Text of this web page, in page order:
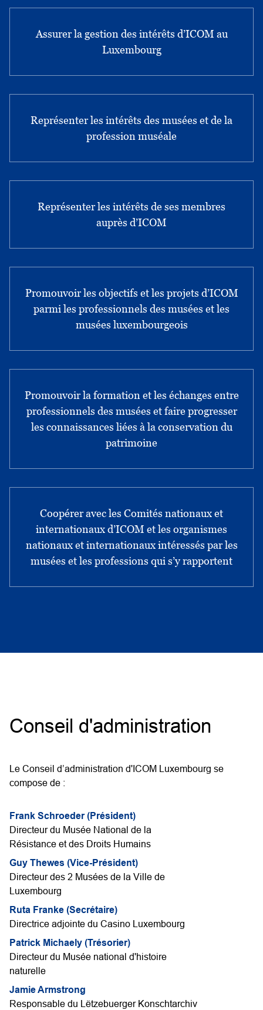
Assurer la gestion des intérêts d’ICOM au
Luxembourg
Représenter les intérêts des musées et de la
profession muséale
Représenter les intérêts de ses membres
auprès d’ICOM
Promouvoir les objectifs et les projets d’ICOM
parmi les professionnels des musées et les
musées luxembourgeois
Promouvoir la formation et les échanges entre
professionnels des musées et faire progresser
les connaissances liées à la conservation du
patrimoine
Coopérer avec les Comités nationaux et
internationaux d’ICOM et les organismes
nationaux et internationaux intéressés par les
musées et les professions qui s’y rapportent
Conseil d'administration
Le Conseil d’administration d'ICOM Luxembourg se
compose de :
Frank Schroeder (Président)
Directeur du Musée National de la
Résistance et des Droits Humains
Guy Thewes (Vice-Président)
Directeur des 2 Musées de la Ville de
Luxembourg
Ruta Franke (Secrétaire)
Directrice adjointe du Casino Luxembourg
Patrick Michaely (Trésorier)
Directeur du Musée national d'histoire
naturelle
Jamie Armstrong
Responsable du Lëtzebuerger Konschtarchiv